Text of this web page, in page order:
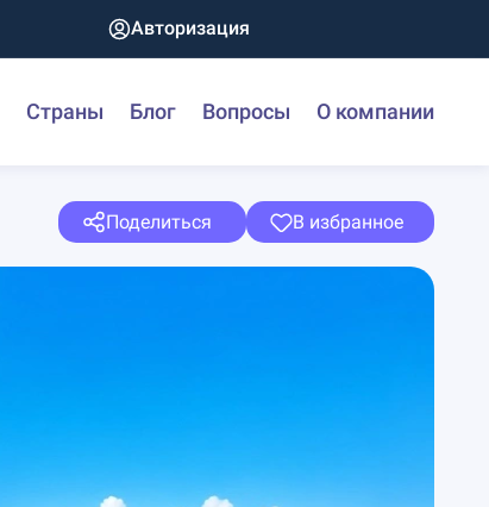
Авторизация
Страны Блог Вопросы О компании
Поделиться В избранное